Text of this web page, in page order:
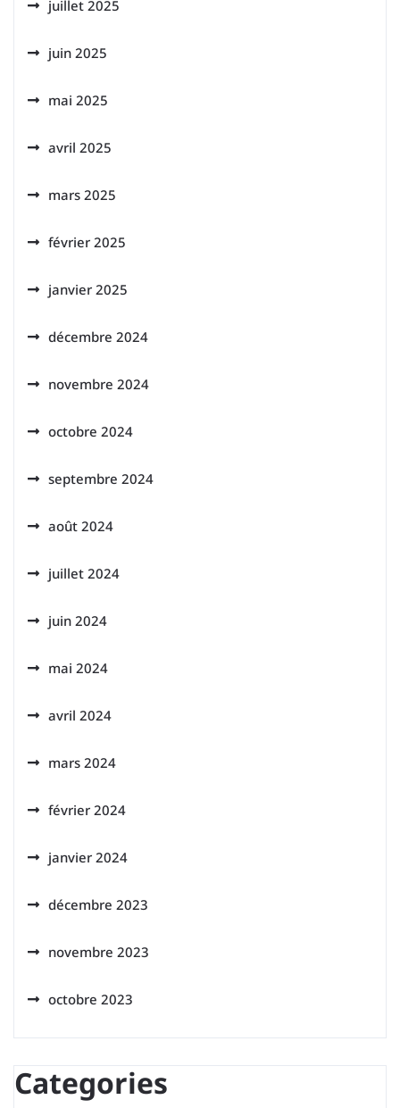
juillet 2025
juin 2025
mai 2025
avril 2025
mars 2025
février 2025
janvier 2025
décembre 2024
novembre 2024
octobre 2024
septembre 2024
août 2024
juillet 2024
juin 2024
mai 2024
avril 2024
mars 2024
février 2024
janvier 2024
décembre 2023
novembre 2023
octobre 2023
Categories